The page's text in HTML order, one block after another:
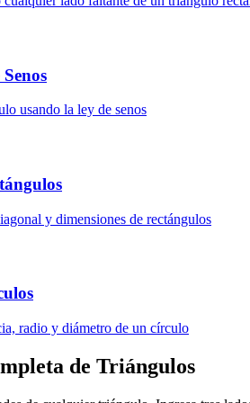
usando la ley de senos
y dimensiones de rectángulos
radio y diámetro de un círculo
de Triángulos